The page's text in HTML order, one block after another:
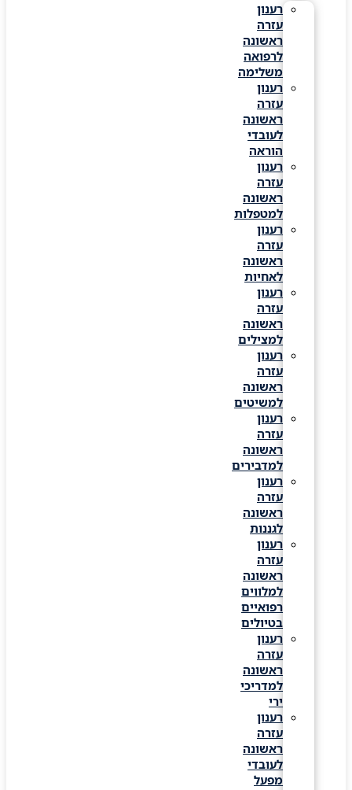
רענון
עזרה
ראשונה
לרפואה
משלימה
רענון
עזרה
ראשונה
לעובדי
הוראה
רענון
עזרה
ראשונה
למטפלות
רענון
עזרה
ראשונה
לאחיות
רענון
עזרה
ראשונה
למצילים
רענון
עזרה
ראשונה
למשיטים
רענון
עזרה
ראשונה
למדבירים
רענון
עזרה
ראשונה
לגננות
רענון
עזרה
ראשונה
למלווים
רפואיים
בטיולים
רענון
עזרה
ראשונה
למדריכי
רענון
עזרה
ראשונה
לעובדי
מפעל